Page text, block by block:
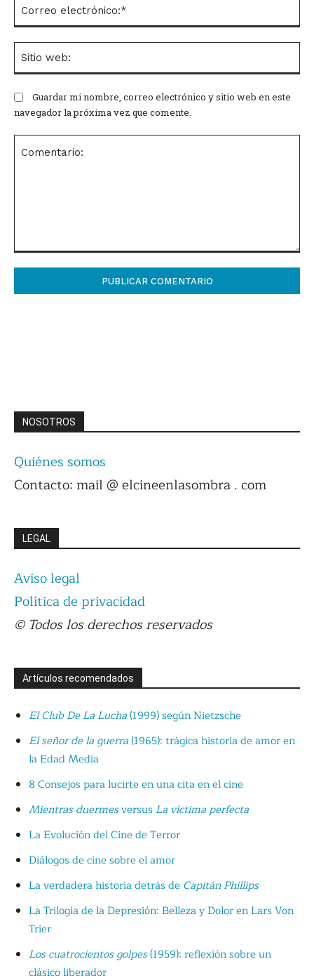
Comentario:
Guardar mi nombre, correo electrónico y sitio web en este
navegador la próxima vez que comente.
NOSOTROS
Quiénes somos
Contacto: mail @ elcineenlasombra . com
LEGAL
Aviso legal
Política de privacidad
© Todos los derechos reservados
Artículos recomendados
El Club De La Lucha(1999) según Nietzsche
El señor de la guerra(1965): trágica historia de amor en
la Edad Media
8 Consejos para lucirte en una cita en el cine
Mientras duermesversus La víctima perfecta
La Evolución del Cine de Terror
Diálogos de cine sobre el amor
La verdadera historia detrás de Capitán Phillips
La Trilogía de la Depresión: Belleza y Dolor en Lars Von
Trier
Los cuatrocientos golpes(1959): reflexión sobre un
clásico liberador